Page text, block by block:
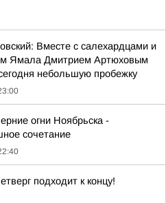
Вместе с салехардцами и
Ямала Дмитрием Артюховым
небольшую пробежку
огни Ноябрьска -
сочетание
подходит к концу!